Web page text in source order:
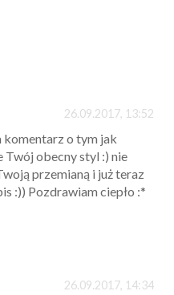
26.09.2017, 13:52
komentarz o tym jak
Twój obecny styl :) nie
przemianą i już teraz
:)) Pozdrawiam ciepło :*
26.09.2017, 14:34